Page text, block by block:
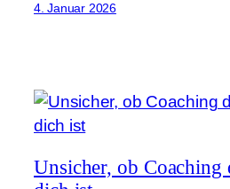
4. Januar 2026
Unsicher, ob Coaching